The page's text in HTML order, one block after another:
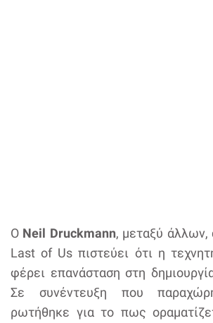
Ο Neil Druckmann, μεταξύ άλλων,
Last of Us πιστεύει ότι η
φέρει επανάσταση στη
Σε συνέντευξη που
ρωτήθηκε για το πως